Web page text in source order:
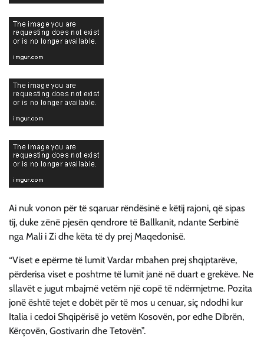
Ai nuk vonon për të sqaruar rëndësinë e këtij rajoni, që sipas
tij, duke zënë pjesën qendrore të Ballkanit, ndante Serbinë
nga Mali i Zi dhe këta të dy prej Maqedonisë.
“Viset e epërme të lumit Vardar mbahen prej shqiptarëve,
përderisa viset e poshtme të lumit janë në duart e grekëve. Ne
sllavët e jugut mbajmë vetëm një copë të ndërmjetme. Pozita
jonë është tejet e dobët për të mos u cenuar, siç ndodhi kur
Italia i cedoi Shqipërisë jo vetëm Kosovën, por edhe Dibrën,
Kërçovën, Gostivarin dhe Tetovën”.